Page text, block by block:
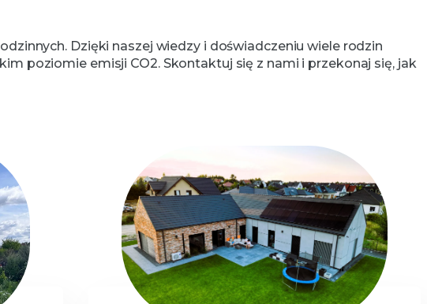
Dzięki naszej wiedzy i doświadczeniu wiele rodzin
poziomie emisji CO2. Skontaktuj się z nami i przekonaj się, jak